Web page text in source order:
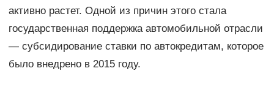
активно растет. Одной из причин этого стала
государственная поддержка автомобильной отрасли
— субсидирование ставки по автокредитам, которое
было внедрено в 2015 году.